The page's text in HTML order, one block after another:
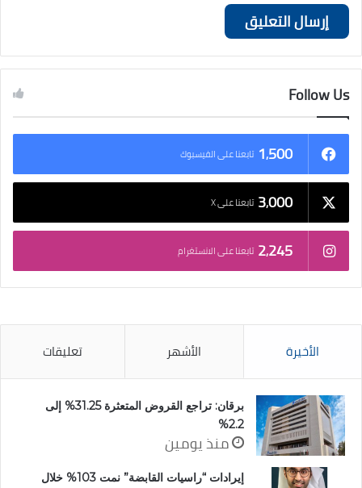
Follow Us
1٬500 تابعنا على الفيسبوك
3٬000 تابعنا على X
2٬245 تابعنا على الانستغرام
الأخيرة الأشهر تعليقات
برقان: تراجع القروض المتعثرة 31.25% إلى
2.2%
منذ يومين
إيرادات “راسيات القابضة” نمت 103% خلال